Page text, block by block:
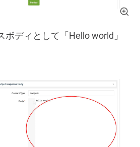
ボディとして「Hello world」